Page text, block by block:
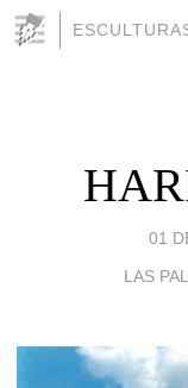
01
LAS